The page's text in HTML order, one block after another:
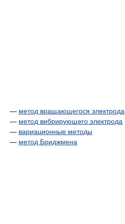
— метод вращающегося электрода
— метод вибрирующего электрода
— вариационные методы
— метод Бриджмена